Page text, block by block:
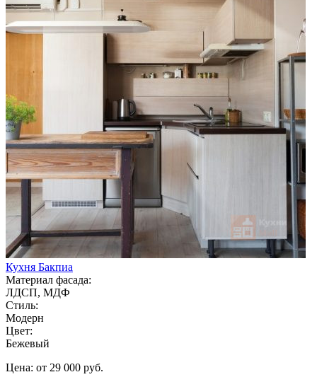
Кухня Бакпиа
Материал фасада:
ЛДСП, МДФ
Стиль:
Модерн
Цвет:
Бежевый
Цена: от 29 000 руб.